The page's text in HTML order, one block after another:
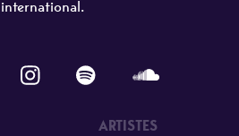
ARTISTES